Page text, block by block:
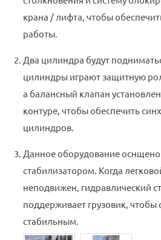
крана / лифта, чтобы
работы.
Два цилиндра будут
цилиндры играют защитную
а балансный клапан
контуре, чтобы обеспечить
цилиндров.
Данное оборудование
стабилизатором. Когда
неподвижен, гидравлический
поддерживает грузовик, чтобы
стабильным.